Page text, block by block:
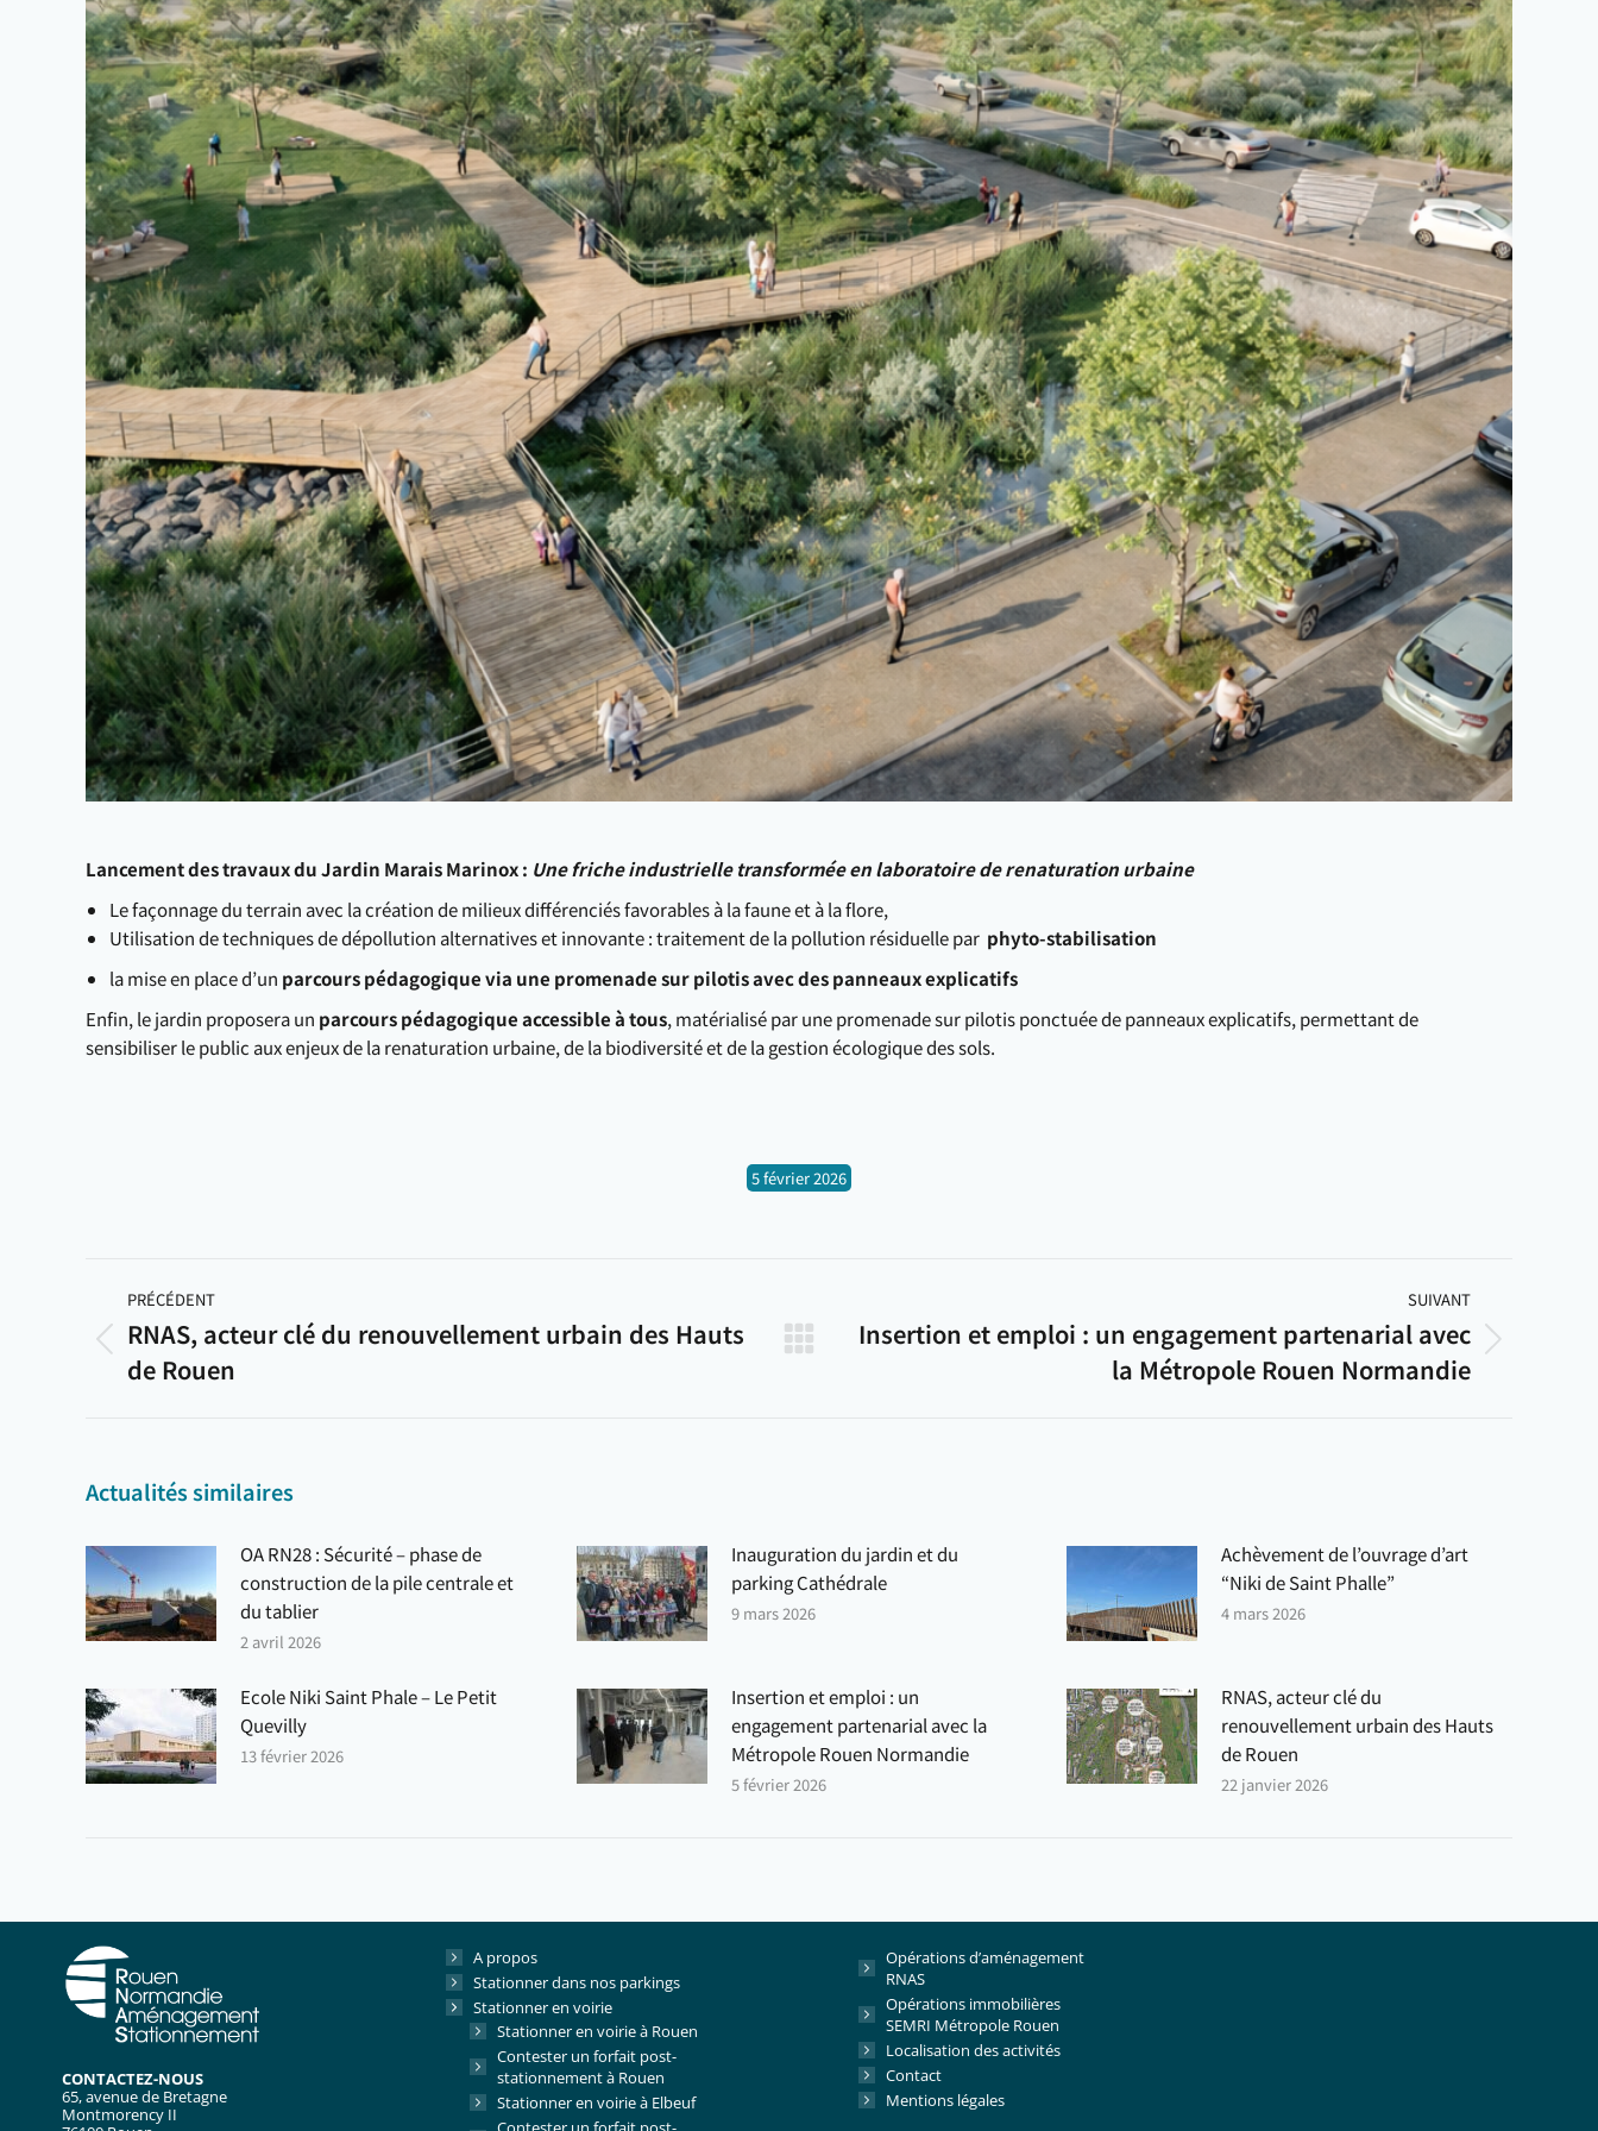
Lancement des travaux du Jardin Marais Marinox : Une friche industrielle transformée en laboratoire de renaturation urbaine
Le façonnage du terrain avec la création de milieux différenciés favorables à la faune et à la flore,
Utilisation de techniques de dépollution alternatives et innovante : traitement de la pollution résiduelle par phyto-stabilisation
la mise en place d’un parcours pédagogique via une promenade sur pilotis avec des panneaux explicatifs
Enfin, le jardin proposera un parcours pédagogique accessible à tous, matérialisé par une promenade sur pilotis ponctuée de panneaux explicatifs, permettant de
sensibiliser le public aux enjeux de la renaturation urbaine, de la biodiversité et de la gestion écologique des sols.
5 février 2026
article
PRÉCÉDENT
Article
précédent
RNAS, acteur clé du renouvellement urbain des Hauts
de Rouen
SUIVANT
Article
Insertion et emploi : un engagement partenarial avec
la Métropole Rouen Normandie
Actualités similaires
OA RN28 : Sécurité – phase de
construction de la pile centrale et
du tablier
2 avril 2026
Inauguration du jardin et du
parking Cathédrale
9 mars 2026
Achèvement de l’ouvrage d’art
“Niki de Saint Phalle”
4 mars 2026
Ecole Niki Saint Phale – Le Petit
Quevilly
13 février 2026
Insertion et emploi : un
engagement partenarial avec la
Métropole Rouen Normandie
5 février 2026
RNAS, acteur clé du
renouvellement urbain des Hauts
de Rouen
22 janvier 2026
CONTACTEZ-NOUS
65, avenue de Bretagne
Montmorency II
A propos
Stationner dans nos parkings
Stationner en voirie
Stationner en voirie à Rouen
Contester un forfait post-
stationnement à Rouen
Stationner en voirie à Elbeuf
Opérations d’aménagement
RNAS
Opérations immobilières
SEMRI Métropole Rouen
Localisation des activités
Contact
Mentions légales